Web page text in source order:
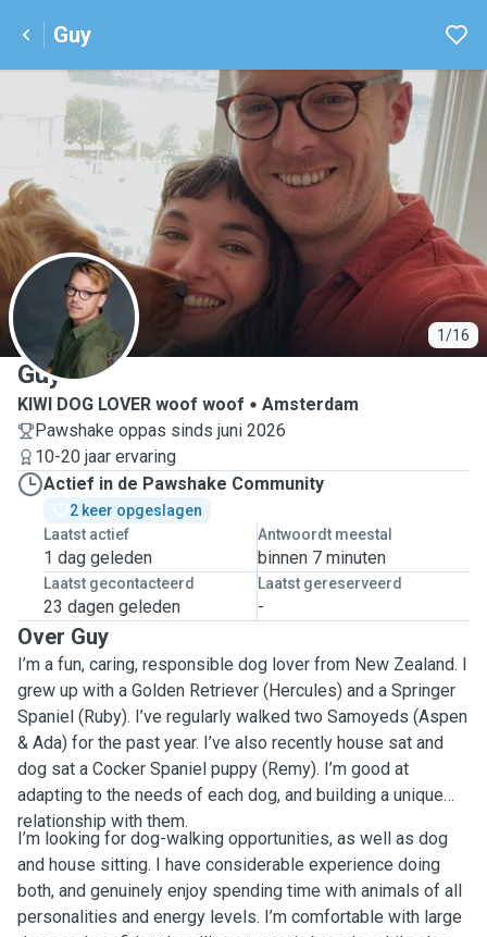
Guy
1/16
G
Guy
KIWI DOG LOVER woof woof
Amsterdam
Pawshake oppas sinds juni 2026
10-20 jaar ervaring
Actief in de Pawshake Community
2 keer opgeslagen
Laatst actief
1 dag geleden
Antwoordt meestal
binnen 7 minuten
Laatst gecontacteerd
23 dagen geleden
Laatst gereserveerd
-
Over Guy
I’m a fun, caring, responsible dog lover from New Zealand. I
grew up with a Golden Retriever (Hercules) and a Springer
Spaniel (Ruby). I’ve regularly walked two Samoyeds (Aspen
& Ada) for the past year. I’ve also recently house sat and
dog sat a Cocker Spaniel puppy (Remy). I’m good at
adapting to the needs of each dog, and building a unique
relationship with them.
I’m looking for dog-walking opportunities, as well as dog
and house sitting. I have considerable experience doing
both, and genuinely enjoy spending time with animals of all
personalities and energy levels. I’m comfortable with large